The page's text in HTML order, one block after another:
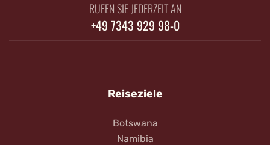
RUFEN SIE JEDERZEIT AN
+49 7343 929 98-0
Reiseziele
Botswana
Namibia